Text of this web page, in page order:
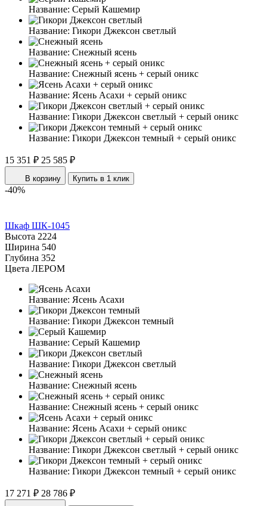
Название: Серый Кашемир
Название: Гикори Джексон светлый
Название: Снежный ясень
Название: Снежный ясень + серый оникс
Название: Ясень Асахи + серый оникс
Название: Гикори Джексон светлый + серый оникс
Название: Гикори Джексон темный + серый оникс
15 351 ₽ 25 585 ₽
В корзину Купить в 1 клик
-40%
Шкаф ШК-1045
Высота 2224
Ширина 540
Глубина 352
Цвета ЛЕРОМ
Название: Ясень Асахи
Название: Гикори Джексон темный
Название: Серый Кашемир
Название: Гикори Джексон светлый
Название: Снежный ясень
Название: Снежный ясень + серый оникс
Название: Ясень Асахи + серый оникс
Название: Гикори Джексон светлый + серый оникс
Название: Гикори Джексон темный + серый оникс
17 271 ₽ 28 786 ₽